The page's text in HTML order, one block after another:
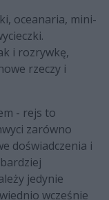
oceanaria, mini-
i rozrywkę,
rzeczy i
- rejs to
zarówno
doświadczenia i
jedynie
wcześnie